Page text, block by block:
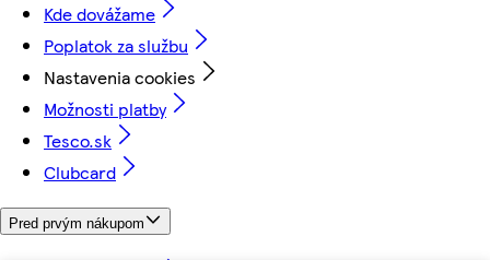
Kde dovážame
Poplatok za službu
Nastavenia cookies
Možnosti platby
Tesco.sk
Clubcard
Pred prvým nákupom